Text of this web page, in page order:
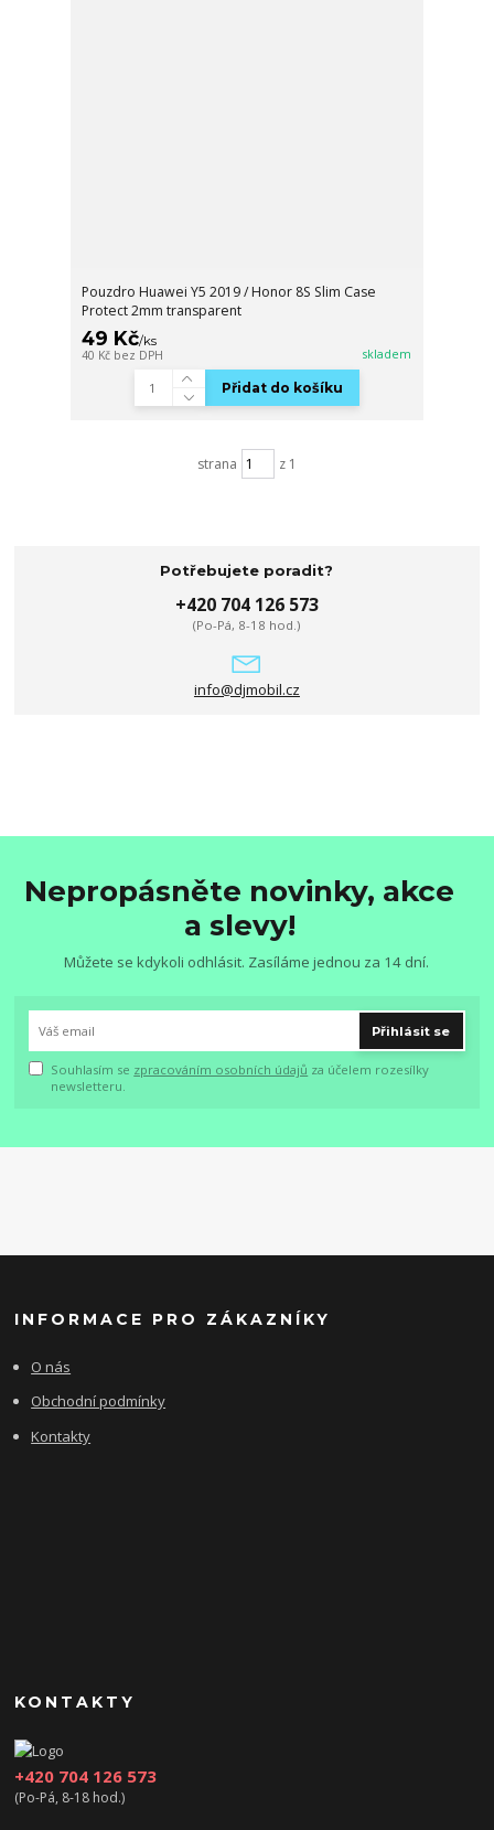
Pouzdro Huawei Y5 2019 / Honor 8S Slim Case
Protect 2mm transparent
49 Kč/ks
40 Kč bez DPH skladem
Přidat do košíku
strana z 1
Potřebujete poradit?
+420 704 126 573
(Po-Pá, 8-18 hod.)
info@djmobil.cz
Nepropásněte novinky, akce
a slevy!
Můžete se kdykoli odhlásit. Zasíláme jednou za 14 dní.
Přihlásit se
Souhlasím se zpracováním osobních údajů za účelem rozesílky
newsletteru.
INFORMACE PRO ZÁKAZNÍKY
O nás
Obchodní podmínky
Kontakty
KONTAKTY
+420 704 126 573
(Po-Pá, 8-18 hod.)